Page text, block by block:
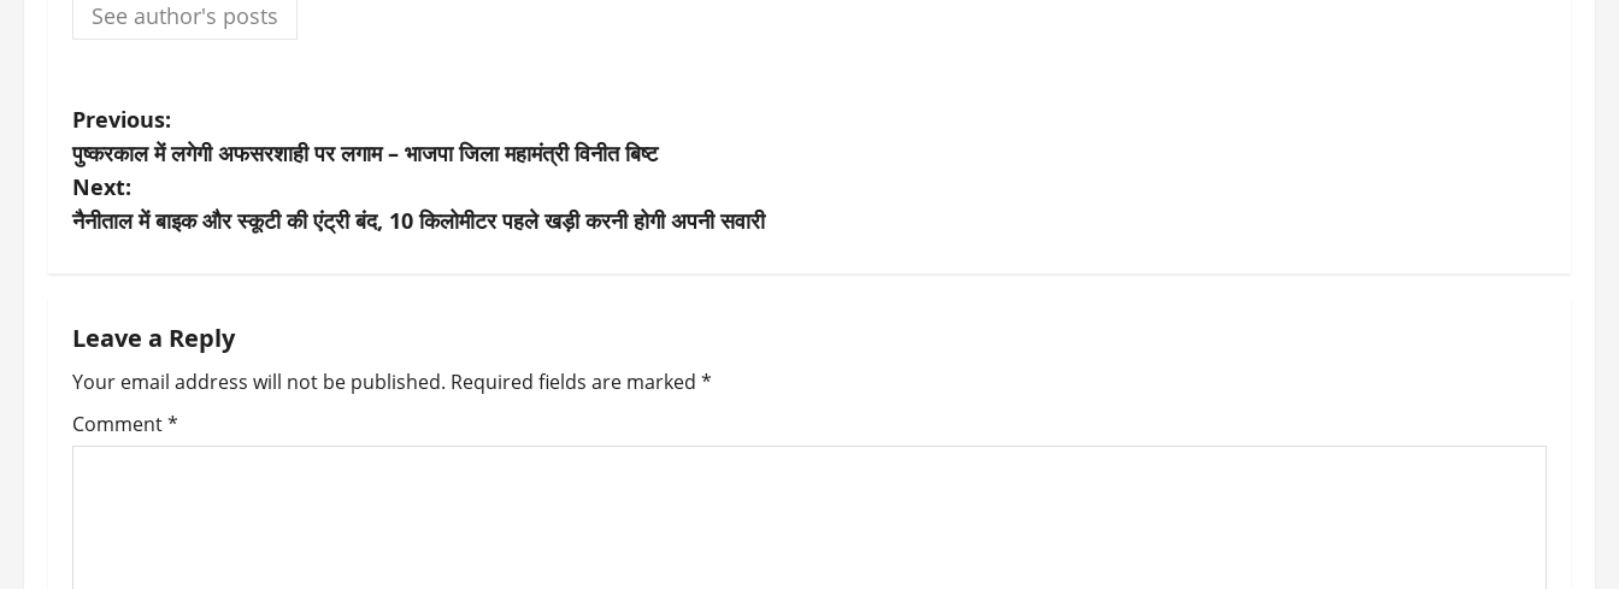
See author's posts
P
o
s
n
a
v
Previous:
पुष्करकाल में लगेगी अफसरशाही पर लगाम – भाजपा जिला महामंत्री विनीत बिष्ट
Next:
नैनीताल में बाइक और स्कूटी की एंट्री बंद, 10 किलोमीटर पहले खड़ी करनी होगी अपनी सवारी
Leave a Reply
Your email address will not be published. Required fields are marked *
Comment*